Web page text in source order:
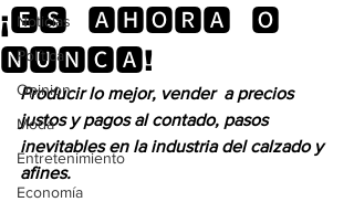
Noticias
Política
Opinion
Moda
Entretenimiento
Economía
¡🅴🆂 ​ 🅰🅷🅾🆁🅰 ​ 🅾 ​
🅽🆄🅽🅲🅰!
Producir lo mejor, vender  a precios
justos y pagos al contado, pasos
inevitables en la industria del calzado y
afines.